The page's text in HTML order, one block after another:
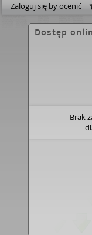
Zaloguj się by ocenić
Dostęp
Brak